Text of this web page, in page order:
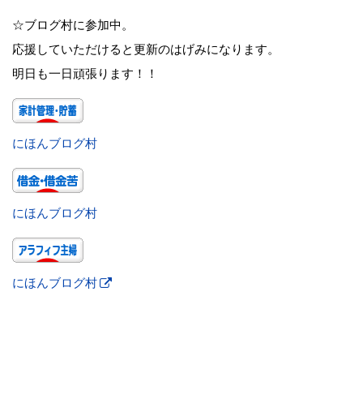
☆ブログ村に参加中。
応援していただけると更新のはげみになります。
明日も一日頑張ります！！
にほんブログ村
にほんブログ村
にほんブログ村